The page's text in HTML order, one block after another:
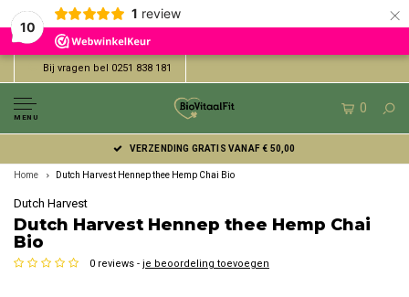
10
1 review ×
Bij vragen bel 0251 838 181
MENU
0
VERZENDING GRATIS VANAF € 50,00
Home Dutch Harvest Hennep thee Hemp Chai Bio
Dutch Harvest
Dutch Harvest Hennep thee Hemp Chai
Bio
0 reviews - je beoordeling toevoegen